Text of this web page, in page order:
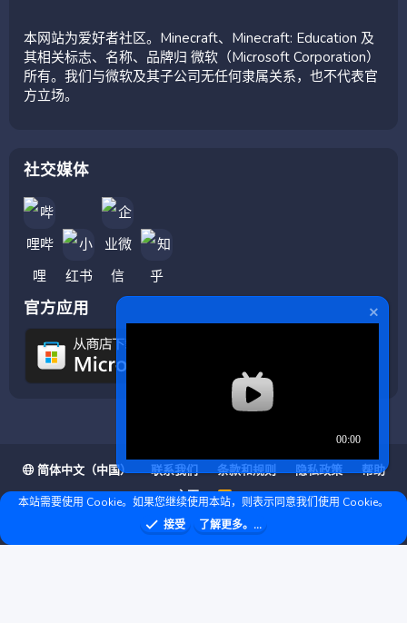
本网站为爱好者社区。Minecraft、Minecraft: Education 及
其相关标志、名称、品牌归 微软（Microsoft Corporation）
所有。我们与微软及其子公司无任何隶属关系，也不代表官
方立场。
社交媒体
官方应用
简体中文（中国） 联系我们 条款和规则 隐私政策
帮助
主页
R
S
S
❤ © Copyright 2020–2026 基岩科技 版权所有 |Microsoft Marketplace
本站需要使用 Cookie。如果您继续使用本站，则表示同意我们使用 Cookie。
接受
了解更多。...